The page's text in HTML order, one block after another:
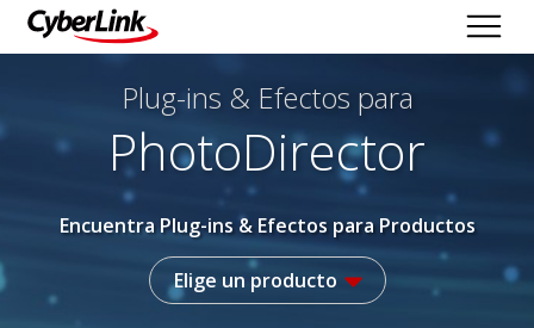
Plug-ins & Efectos para
PhotoDirector
Encuentra Plug-ins & Efectos para Productos
Elige un producto